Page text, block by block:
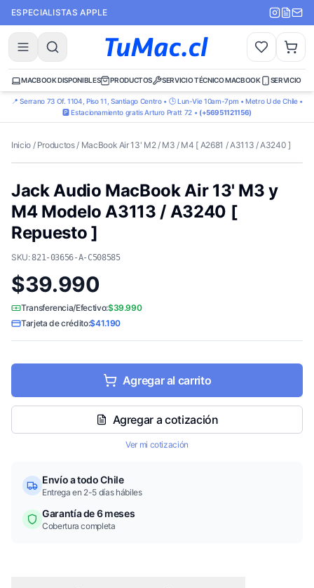
ESPECIALISTAS APPLE
MACBOOK DISPONIBLES PRODUCTOS SERVICIO TÉCNICO MACBOOK SERVICIO
📍 Serrano 73 Of. 1104, Piso 11, Santiago Centro • 🕒 Lun-Vie 10am-7pm • Metro U de Chile •
🅿️ Estacionamiento gratis Arturo Pratt 72 • (+56951121156)
Inicio/ Productos/ MacBook Air 13' M2 / M3 / M4 [ A2681 / A3113 / A3240 ]
Jack Audio MacBook Air 13' M3 y
M4 Modelo A3113 / A3240 [
Repuesto ]
SKU:821-03656-A-C508585
$39.990
Transferencia/Efectivo:$39.990
Tarjeta de crédito:$41.190
Agregar al carrito
Agregar a cotización
Ver mi cotización
Envío a todo Chile
Entrega en 2-5 días hábiles
Garantía de 6 meses
Cobertura completa